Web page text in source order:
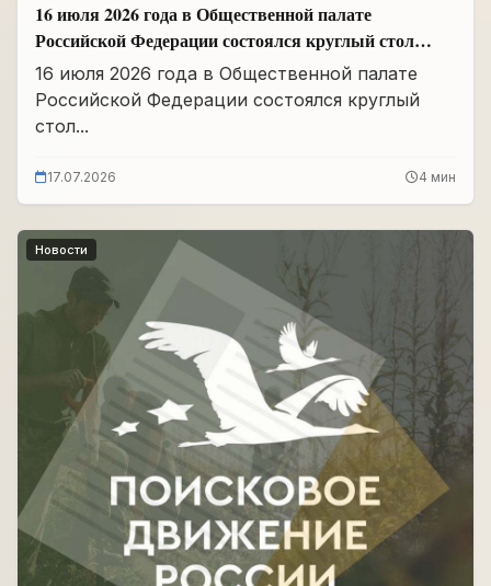
16 июля 2026 года в Общественной палате
Российской Федерации состоялся круглый стол
«Сохранение памяти о Героях подвига
самопожертвования и воспитание...
16 июля 2026 года в Общественной палате
Российской Федерации состоялся круглый
стол...
17.07.2026 4 мин
Новости